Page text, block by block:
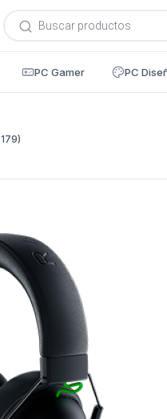
Búsqueda
de
productos
PC Gamer PC